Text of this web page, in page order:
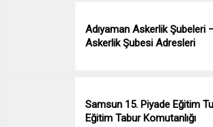
Adıyaman Askerlik Şubeleri
Askerlik Şubesi Adresleri
Samsun 15. Piyade Eğitim
Eğitim Tabur Komutanlığı